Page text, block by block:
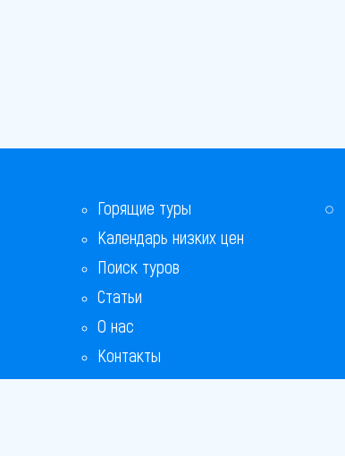
Горящие туры
Календарь низких цен
Поиск туров
Статьи
О нас
Контакты
Бонусная программа